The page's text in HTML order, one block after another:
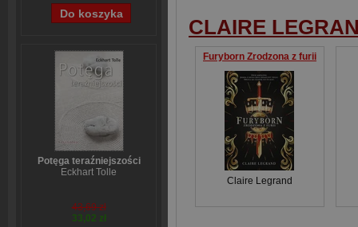
Potęga teraźniejszości
Eckhart Tolle
43,69 zł
33,02 zł
CLAIRE
Furyborn Zrodzona z furii
Claire Legrand